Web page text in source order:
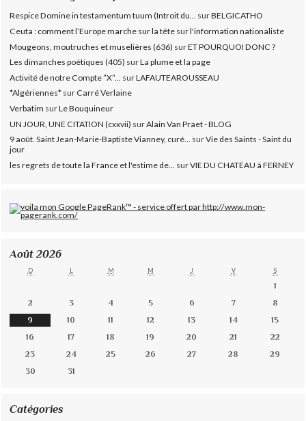
Respice Domine in testamentum tuum (Introit du... surBELGICATHO
Ceuta : comment l’Europe marche sur la tête surl'information nationaliste
Mougeons, moutruches et muselières (636) surET POURQUOI DONC ?
Les dimanches poétiques (405) surLa plume et la page
Activité de notre Compte ”X”...
surLAFAUTEAROUSSEAU
*Algériennes* surCarré Verlaine
Verbatim surLe Bouquineur
UN JOUR, UNE CITATION (cxxvii) surAlain Van Praet - BLOG
9 août. Saint Jean-Marie-Baptiste Vianney, curé... surVie des Saints - Saint du
jour
les regrets de toute la France et l'estime de...
surVIE DU CHATEAU à FERNEY
Août 2026
D L M M J V S
1
2
3 4 5 6 7
8
9
10 11 12 13 14
15
16
17 18 19 20 21
22
23
24 25 26 27 28
29
30
31
Catégories